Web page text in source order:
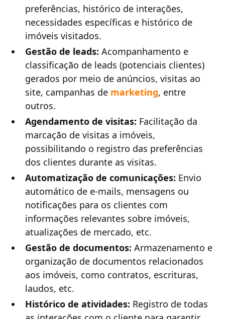
preferências, histórico de interações,
necessidades específicas e histórico de
imóveis visitados.
Gestão de leads: Acompanhamento e
classificação de leads (potenciais clientes)
gerados por meio de anúncios, visitas ao
site, campanhas de marketing, entre
outros.
Agendamento de visitas: Facilitação da
marcação de visitas a imóveis,
possibilitando o registro das preferências
dos clientes durante as visitas.
Automatização de comunicações: Envio
automático de e-mails, mensagens ou
notificações para os clientes com
informações relevantes sobre imóveis,
atualizações de mercado, etc.
Gestão de documentos:Armazenamento e
organização de documentos relacionados
aos imóveis, como contratos, escrituras,
laudos, etc.
Histórico de atividades: Registro de todas